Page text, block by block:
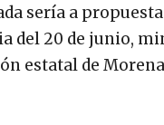
sería a
del 20 de junio,
estatal de